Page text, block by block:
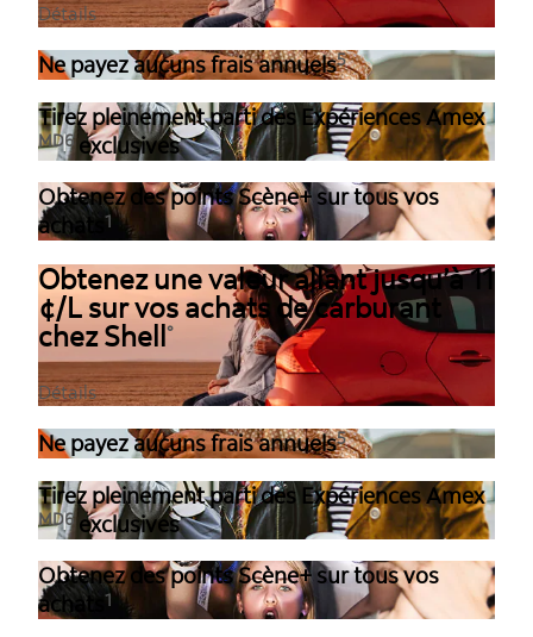
Détails
Ne payez aucuns frais annuels5
Tirez pleinement parti des Expériences Amex
MD6 exclusives
Obtenez des points Scène+ sur tous vos
achats 1
Obtenez une valeur allant jusqu’à 11
¢/L sur vos achats de carburant
chez Shell°
Détails
Ne payez aucuns frais annuels5
Tirez pleinement parti des Expériences Amex
MD6 exclusives
Obtenez des points Scène+ sur tous vos
achats 1